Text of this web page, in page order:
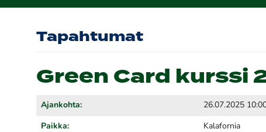
Tapahtumat
Green Card kurssi
Ajankohta: 26.07.2025
Paikka: Kalafornia